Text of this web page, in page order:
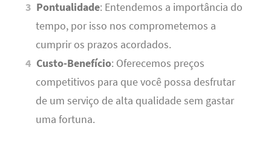
Pontualidade: Entendemos a importância do
tempo, por isso nos comprometemos a
cumprir os prazos acordados.
Custo-Benefício: Oferecemos preços
competitivos para que você possa desfrutar
de um serviço de alta qualidade sem gastar
uma fortuna.